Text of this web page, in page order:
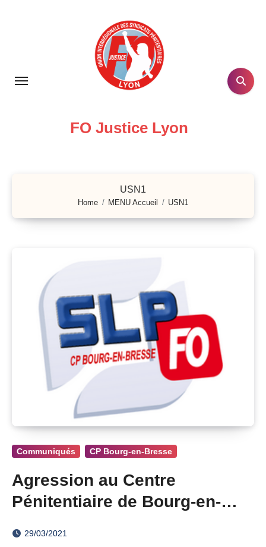
FO Justice Lyon
USN1
Home MENU Accueil USN1
Communiqués CP Bourg-en-Bresse
Agression au Centre
Pénitentiaire de Bourg-en-
29/03/2021